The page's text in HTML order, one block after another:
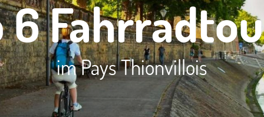
6
im Pays Thionvillois